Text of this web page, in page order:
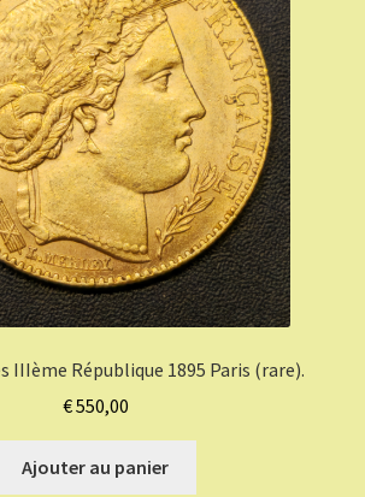
IIIème République 1895 Paris (rare).
€550,00
Ajouter au panier